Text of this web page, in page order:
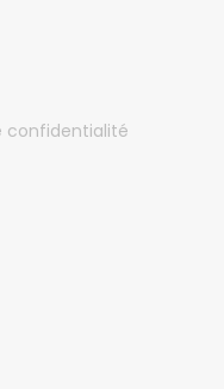
confidentialité